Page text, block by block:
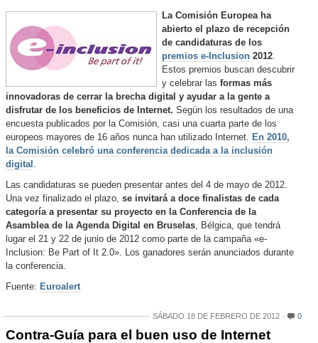
La Comisión Europea ha
abierto el plazo de recepción
de candidaturas de los
premios e-Inclusion 2012.
Estos premios buscan descubrir
y celebrar las formas más
innovadoras de cerrar la brecha digital y ayudar a la gente a
disfrutar de los beneficios de Internet. Según los resultados de una
encuesta publicados por la Comisión, casi una cuarta parte de los
europeos mayores de 16 años nunca han utilizado Internet. En 2010,
la Comisión celebró una conferencia dedicada a la inclusión
digital .
Las candidaturas se pueden presentar antes del 4 de mayo de 2012.
Una vez finalizado el plazo, se invitará a doce finalistas de cada
categoría a presentar su proyecto en la Conferencia de la
Asamblea de la Agenda Digital en Bruselas, Bélgica, que tendrá
lugar el 21 y 22 de junio de 2012 como parte de la campaña «e-
Inclusion: Be Part of It 2.0». Los ganadores serán anunciados durante
la conferencia.
Fuente: Euroalert
SÁBADO 18 DE FEBRERO DE 2012 0
Contra-Guía para el buen uso de Internet